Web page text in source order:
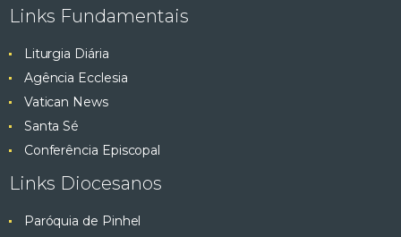
Links Fundamentais
Liturgia Diária
Agência Ecclesia
Vatican News
Santa Sé
Conferência Episcopal
Links Diocesanos
Paróquia de Pinhel